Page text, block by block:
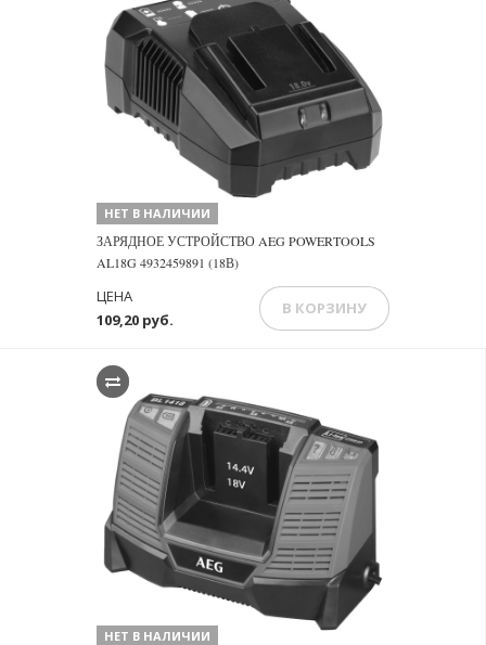
НЕТ В НАЛИЧИИ
ЗАРЯДНОЕ УСТРОЙСТВО AEG POWERTOOLS
AL18G 4932459891 (18В)
109,20 руб.
ЦЕНА
В КОРЗИНУ
НЕТ В НАЛИЧИИ